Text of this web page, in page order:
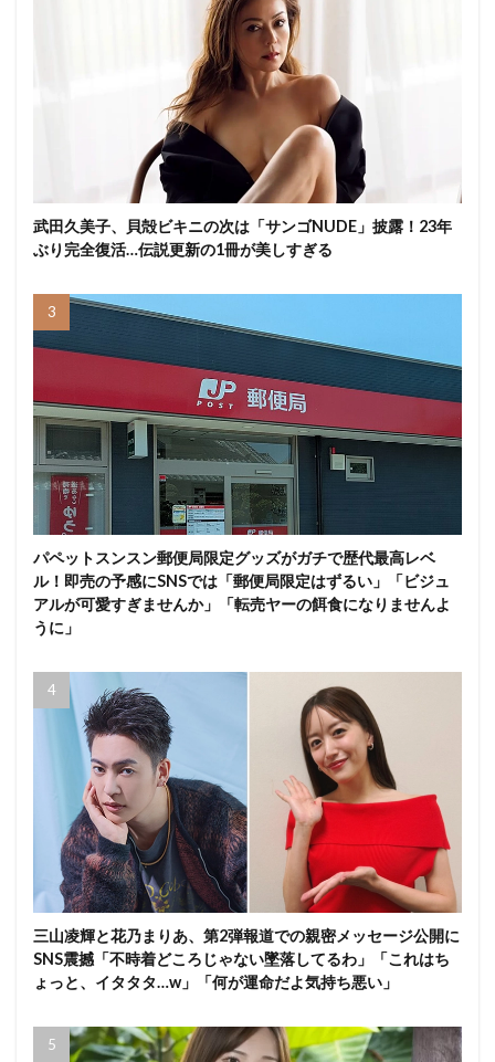
武田久美子、貝殻ビキニの次は「サンゴNUDE」披露！23年
ぶり完全復活…伝説更新の1冊が美しすぎる
パペットスンスン郵便局限定グッズがガチで歴代最高レベ
ル！即売の予感にSNSでは「郵便局限定はずるい」「ビジュ
アルが可愛すぎませんか」「転売ヤーの餌食になりませんよ
うに」
三山凌輝と花乃まりあ、第2弾報道での親密メッセージ公開に
SNS震撼「不時着どころじゃない墜落してるわ」「これはち
ょっと、イタタタ…w」「何が運命だよ気持ち悪い」